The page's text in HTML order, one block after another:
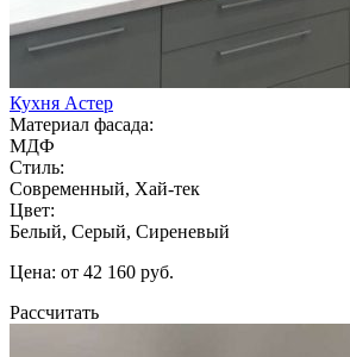
Кухня Астер
Материал фасада:
МДФ
Стиль:
Современный, Хай-тек
Цвет:
Белый, Серый, Сиреневый
Цена: от 42 160 руб.
Рассчитать